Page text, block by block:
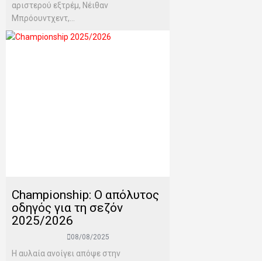
αριστερού εξτρέμ, Νέιθαν
Μπρόουντχεντ,...
Championship: O απόλυτος
οδηγός για τη σεζόν
2025/2026
08/08/2025
H αυλαία ανοίγει απόψε στην